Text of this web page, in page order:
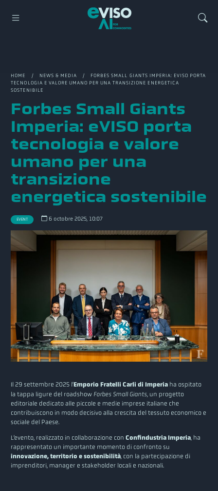
HOME / NEWS & MEDIA / FORBES SMALL GIANTS IMPERIA: EVISO PORTA
TECNOLOGIA E VALORE UMANO PER UNA TRANSIZIONE ENERGETICA
SOSTENIBILE
Forbes Small Giants
Imperia: eVISO porta
tecnologia e valore
umano per una
transizione
energetica sostenibile
EVENT 6 octobre 2025, 10:07
Il 29 settembre 2025 l’Emporio Fratelli Carli di Imperia ha ospitato
la tappa ligure del roadshow Forbes Small Giants, un progetto
editoriale dedicato alle piccole e medie imprese italiane che
contribuiscono in modo decisivo alla crescita del tessuto economico e
sociale del Paese.
L’evento, realizzato in collaborazione conConfindustria Imperia, ha
rappresentato un importante momento di confronto su
innovazione, territorio e sostenibilità, con la partecipazione di
imprenditori, manager e stakeholder locali e nazionali.